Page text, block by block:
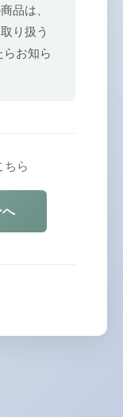
品は、
り扱う
お知ら
ちら